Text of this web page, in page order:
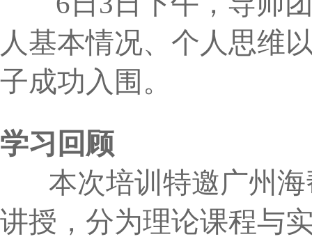
人基本情况、个人思维
子成功入围。
学习回顾
本次培训特邀广州海
讲授，分为理论课程与